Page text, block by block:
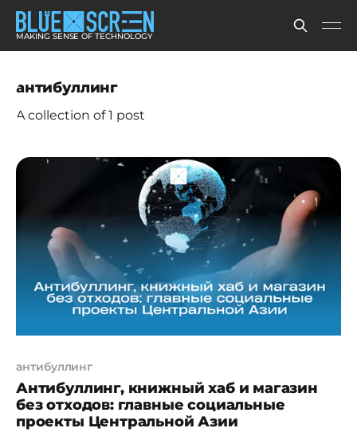
MAKING SENSE OF TECHNOLOGY
антибуллинг
A collection of 1 post
антибуллинг
Антибуллинг, книжный хаб и магазин
без отходов: главные социальные
проекты Центральной Азии